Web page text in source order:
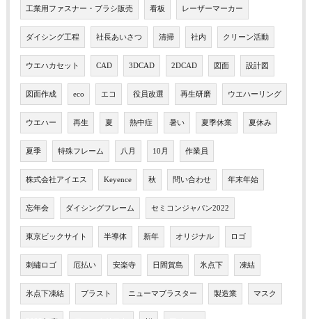
工業用ファスナー・ブラシ販売 看板 レーザーマーカー
ダイシング工程 社長あいさつ 清掃 社内 クリーン活動
ウエハカセット CAD 3DCAD 2DCAD 図面 設計図
図面作成 eco エコ 役員改選 再生研磨 ウエハーリング
ウエハー 再生 夏 熱中症 暑い 夏季休業 夏休み
夏季 特殊フレーム 八月 10月 作業員
株式会社アイエス Keyence 秋 問い合わせ 年末年始
忘年会 ダイシングフレーム セミコンジャパン2022
東京ビックサイト 半導体 新年 オリジナル ロゴ
刺繡ロゴ 厄払い 安楽寺 日間賀島 氷点下 凍結
氷点下凍結 ブラスト ニューマブラスター 製造業 マスク